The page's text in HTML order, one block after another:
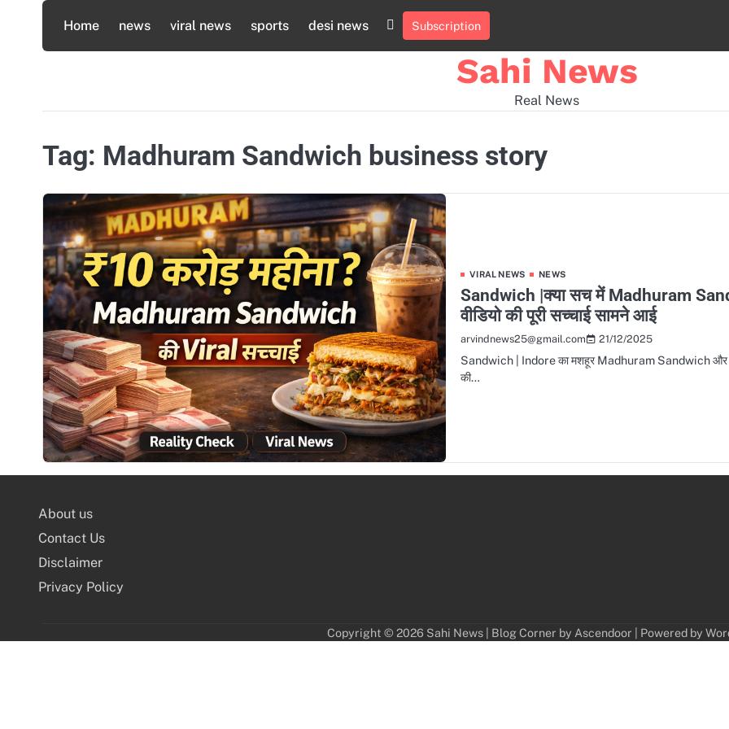
content
Home news viral news sports desi news
Home
news
viral
news
sports
desi
news
Subscription
Sahi News
Real News
Tag: Madhuram Sandwich business story
VIRAL NEWS NEWS
Sandwich |क्या सच में Madhuram
वीडियो की पूरी सच्चाई सामने आई
arvindnews25@gmail.com 21/12/2025
Sandwich | Indore का मशहूर Madhuram Sandwich और
की…
About us
Contact Us
Disclaimer
Privacy Policy
Copyright © 2026 Sahi News | Blog Corner by Ascendoor | Powered by